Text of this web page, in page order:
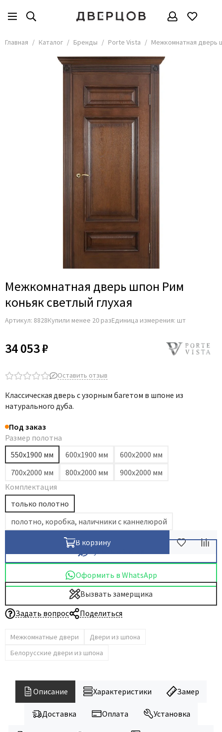
Бренды
Все товары
Владимирские двери
Aldeghi Luigi
Archie
Armadillo
Belwooddoors
Bravo
Bussare
Comit
Covali
Dircode
Eclisse
El Porta
Fantom
Fimet
Fratelli Cattini
GlassTur
HSU
Kapelli
Krona Koblenz
Komfort Doors
LiGa
Line Doors
Lockstyle
Главная Каталог Бренды Porte Vista Межкомнатная дверь
Межкомнатная дверь шпон Рим
коньяк светлый глухая
Артикул: 8828Купили менее 20 разЕдиница измерения: шт
34 053 ₽
Оставить отзыв
Классическая дверь с узорным багетом в шпоне из
натурального дуба.
Под заказ
Размер полотна
550х1900 мм
600х1900 мм
600х2000 мм
700х2000 мм
800х2000 мм
900х2000 мм
Комплектация
только полотно
полотно, коробка, наличники с каннелюрой
В корзину
Оформить в WhatsApp
Вызвать замерщика
Задать вопрос
Поделиться
Межкомнатные двери
Двери из шпона
Белорусские двери из шпона
Описание Характеристики Замер
Доставка Оплата Установка